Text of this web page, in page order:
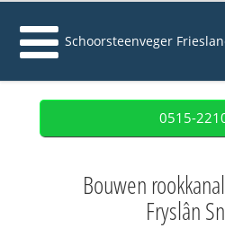
Schoorsteenveger
0515-
Bouwen
Fryslân